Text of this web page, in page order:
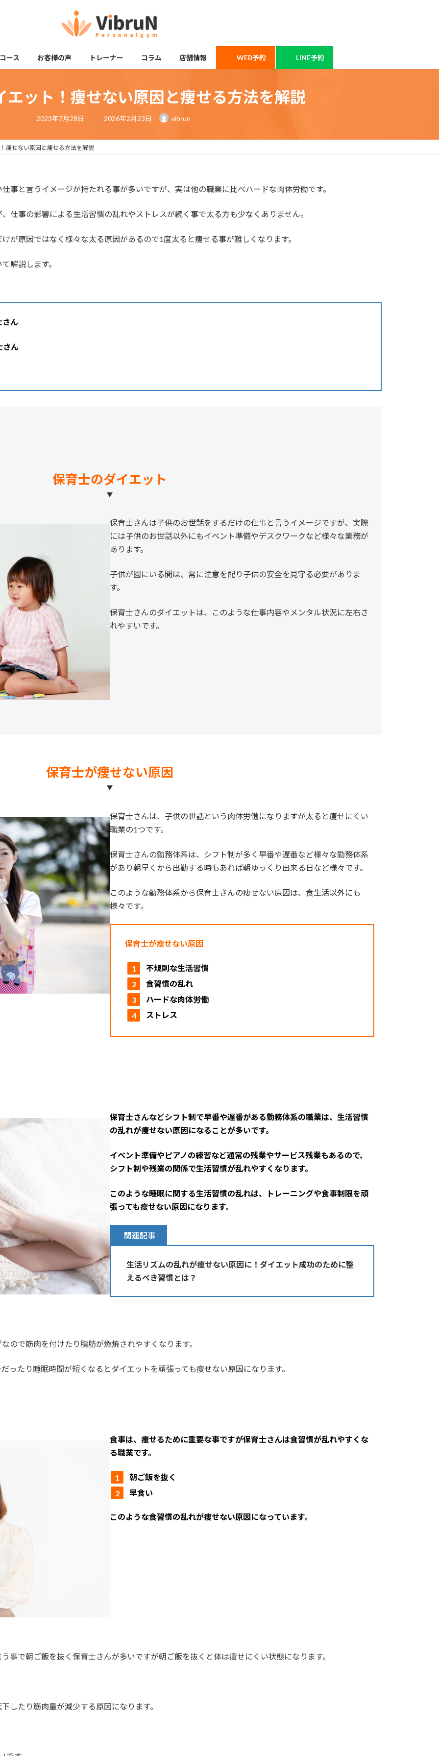
ース お客様の声 トレーナー コラム 店舗情報 WEB予約 LINE予約
エット！痩せない原因と痩せる方法を解説
2023年7月28日
最
終
日
2026年2月23日 vibrun
痩せない原因と痩せる方法を解説
事と言うイメージが持たれる事が多いですが、実は他の職業に比べハードな肉体労働です。
仕事の影響による生活習慣の乱れやストレスが続く事で太る方も少なくありません。
が原因ではなく様々な太る原因があるので1度太ると痩せる事が難しくなります。
解説します。
さん
さん
保育士のダイエット
保育士さんは子供のお世話をするだけの仕事と言うイメージですが、実際
には子供のお世話以外にもイベント準備やデスクワークなど様々な業務が
あります。
子供が園にいる間は、常に注意を配り子供の安全を見守る必要がありま
す。
保育士さんのダイエットは、このような仕事内容やメンタル状況に左右さ
れやすいです。
保育士が痩せない原因
保育士さんは、子供の世話という肉体労働になりますが太ると痩せにくい
職業の1つです。
保育士さんの勤務体系は、シフト制が多く早番や遅番など様々な勤務体系
があり朝早くから出勤する時もあれば朝ゆっくり出来る日など様々です。
このような勤務体系から保育士さんの痩せない原因は、食生活以外にも
様々です。
保育士が痩せない原因
不規則な生活習慣
食習慣の乱れ
ハードな肉体労働
ストレス
保育士さんなどシフト制で早番や遅番がある勤務体系の職業は、生活習慣
の乱れが痩せない原因になることが多いです。
イベント準備やピアノの練習など通常の残業やサービス残業もあるので、
シフト制や残業の関係で生活習慣が乱れやすくなります。
このような睡眠に関する生活習慣の乱れは、トレーニングや食事制限を頑
張っても痩せない原因になります。
関連記事
生活リズムの乱れが痩せない原因に！ダイエット成功のために整
えるべき習慣とは？
ので筋肉を付けたり脂肪が燃焼されやすくなります。
ったり睡眠時間が短くなるとダイエットを頑張っても痩せない原因になります。
食事は、痩せるために重要な事ですが保育士さんは食習慣が乱れやすくな
る職業です。
朝ご飯を抜く
早食い
このような食習慣の乱れが痩せない原因になっています。
事で朝ご飯を抜く保育士さんが多いですが朝ご飯を抜くと体は痩せにくい状態になります。
したり筋肉量が減少する原因になります。